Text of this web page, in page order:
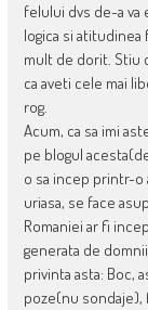
felului dvs de-a va
logica si atitudinea
mult de dorit. Stiu
ca aveti cele mai
rog.
Acum, ca sa imi
pe blogul
o sa incep printr-
uriasa, se face
Romaniei ar fi
generata de
privinta asta: Boc,
poze(nu sondaje),